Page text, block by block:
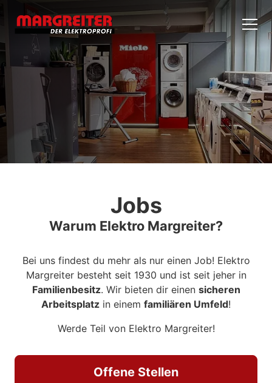
Jobs
Warum Elektro Margreiter?
Bei uns findest du mehr als nur einen Job! Elektro
Margreiter besteht seit 1930 und ist seit jeher in
Familienbesitz. Wir bieten dir einen sicheren
Arbeitsplatz in einem familiären Umfeld!
Werde Teil von Elektro Margreiter!
Offene Stellen